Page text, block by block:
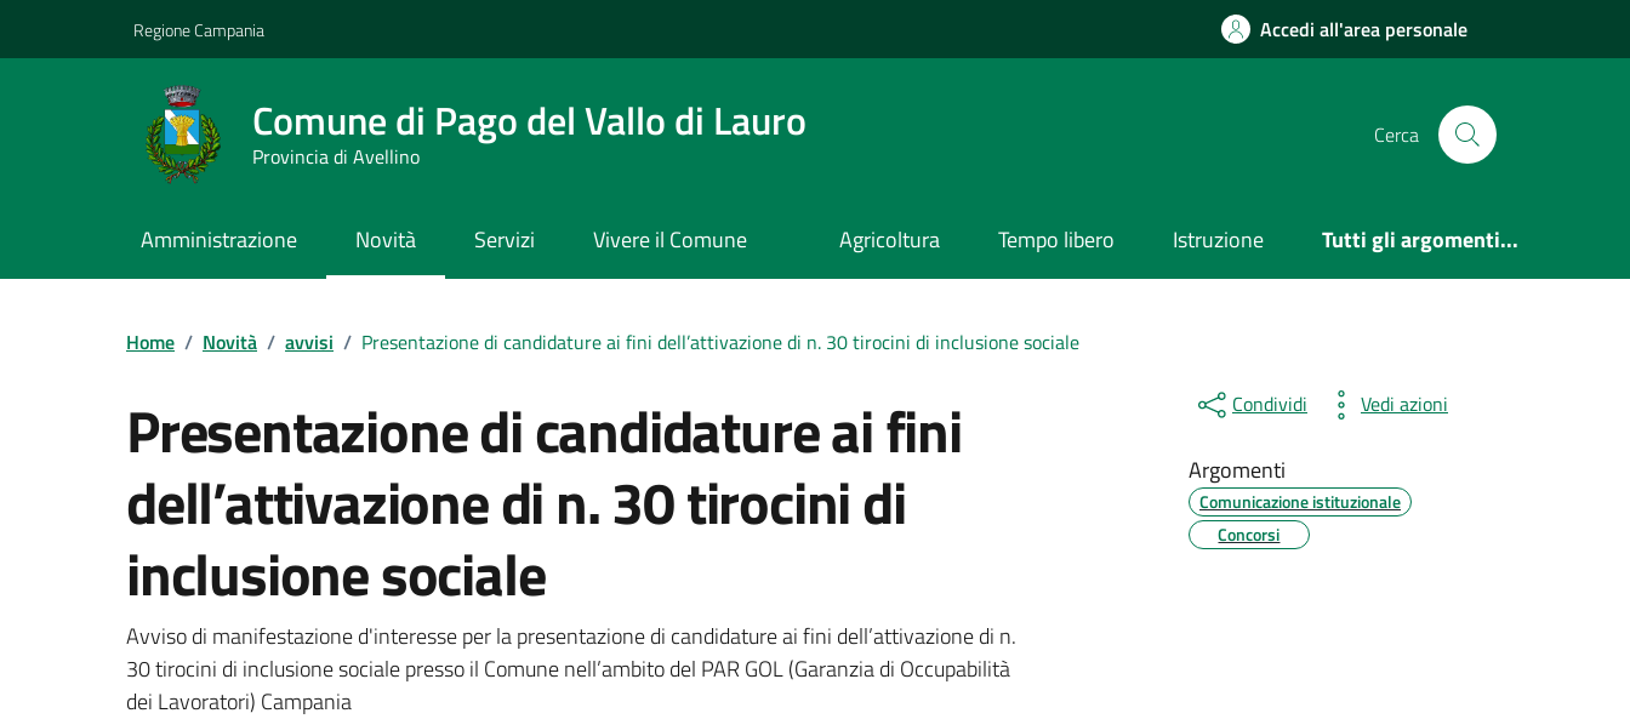
Regione Campania Accedi all'area personale
Comune di Pago del Vallo di Lauro
Provincia di Avellino
Cerca
Amministrazione Novità Servizi Vivere il Comune Agricoltura Tempo libero Istruzione Tutti gli argomenti...
Home / Novità / avvisi / Presentazione di candidature ai fini dell’attivazione di n. 30 tirocini di inclusione sociale
Presentazione di candidature ai fini
dell’attivazione di n. 30 tirocini di
inclusione sociale
Dettagli della notizia
Avviso di manifestazione d'interesse per la presentazione di candidature ai fini dell’attivazione di n.
30 tirocini di inclusione sociale presso il Comune nell’ambito del PAR GOL (Garanzia di Occupabilità
dei Lavoratori) Campania
Condividi Vedi azioni
Argomenti
Comunicazione istituzionale
Concorsi